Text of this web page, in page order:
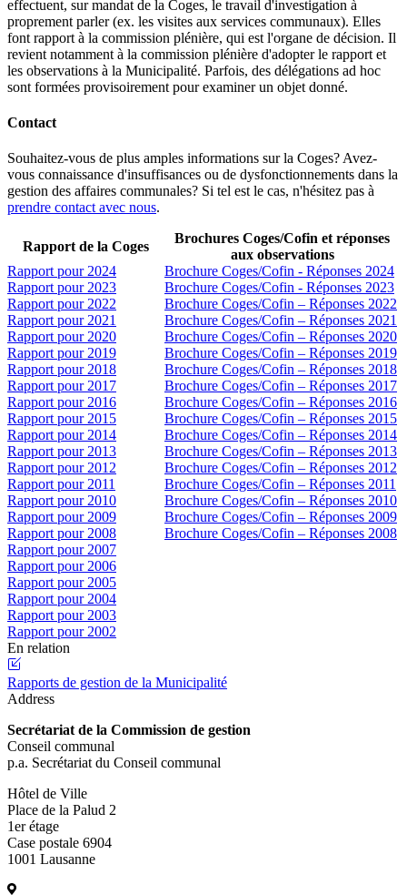
effectuent, sur mandat de la Coges, le travail d'investigation à
proprement parler (ex. les visites aux services communaux). Elles
font rapport à la commission plénière, qui est l'organe de décision. Il
revient notamment à la commission plénière d'adopter le rapport et
les observations à la Municipalité. Parfois, des délégations ad hoc
sont formées provisoirement pour examiner un objet donné.
Contact
Souhaitez-vous de plus amples informations sur la Coges? Avez-
vous connaissance d'insuffisances ou de dysfonctionnements dans la
gestion des affaires communales? Si tel est le cas, n'hésitez pas à
prendre contact avec nous.
Rapport de la Coges
Brochures Coges/Cofin et réponses
aux observations
Rapport pour 2024
Brochure Coges/Cofin - Réponses 2024
Rapport pour 2023
Brochure Coges/Cofin - Réponses 2023
Rapport pour 2022
Brochure Coges/Cofin – Réponses 2022
Rapport pour 2021
Brochure Coges/Cofin – Réponses 2021
Rapport pour 2020
Brochure Coges/Cofin – Réponses 2020
Rapport pour 2019
Brochure Coges/Cofin – Réponses 2019
Rapport pour 2018
Brochure Coges/Cofin – Réponses 2018
Rapport pour 2017
Brochure Coges/Cofin – Réponses 2017
Rapport pour 2016
Brochure Coges/Cofin – Réponses 2016
Rapport pour 2015
Brochure Coges/Cofin – Réponses 2015
Rapport pour 2014
Brochure Coges/Cofin – Réponses 2014
Rapport pour 2013
Brochure Coges/Cofin – Réponses 2013
Rapport pour 2012
Brochure Coges/Cofin – Réponses 2012
Rapport pour 2011
Brochure Coges/Cofin – Réponses 2011
Rapport pour 2010
Brochure Coges/Cofin – Réponses 2010
Rapport pour 2009
Brochure Coges/Cofin – Réponses 2009
Rapport pour 2008
Brochure Coges/Cofin – Réponses 2008
Rapport pour 2007
Rapport pour 2006
Rapport pour 2005
Rapport pour 2004
Rapport pour 2003
Rapport pour 2002
En relation
Rapports de gestion de la Municipalité
Address
Secrétariat de la Commission de gestion
Conseil communal
p.a. Secrétariat du Conseil communal
Hôtel de Ville
Place de la Palud 2
1er étage
Case postale 6904
1001 Lausanne